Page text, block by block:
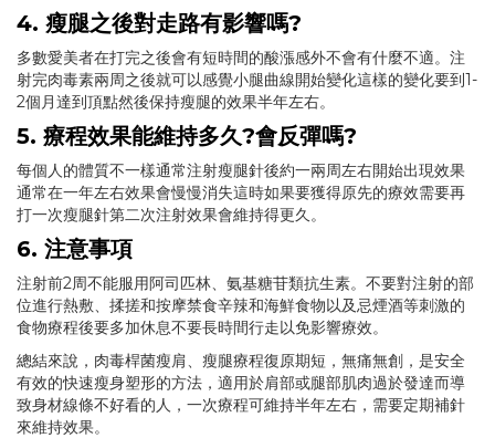
4. 瘦腿之後對走路有影響嗎?
多數愛美者在打完之後會有短時間的酸漲感外不會有什麼不適。注
射完肉毒素兩周之後就可以感覺小腿曲線開始變化這樣的變化要到1-
2個月達到頂點然後保持瘦腿的效果半年左右。
5. 療程效果能維持多久?會反彈嗎?
每個人的體質不一樣通常注射瘦腿針後約一兩周左右開始出現效果
通常在一年左右效果會慢慢消失這時如果要獲得原先的療效需要再
打一次瘦腿針第二次注射效果會維持得更久。
6. 注意事項
注射前2周不能服用阿司匹林、氨基糖苷類抗生素。不要對注射的部
位進行熱敷、揉搓和按摩禁食辛辣和海鮮食物以及忌煙酒等刺激的
食物療程後要多加休息不要長時間行走以免影響療效。
總結來說，肉毒桿菌瘦肩、瘦腿療程復原期短，無痛無創，是安全
有效的快速瘦身塑形的方法，適用於肩部或腿部肌肉過於發達而導
致身材線條不好看的人，一次療程可維持半年左右，需要定期補針
來維持效果。